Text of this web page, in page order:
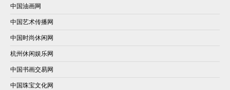
中国油画网
中国艺术传播网
中国时尚休闲网
杭州休闲娱乐网
中国书画交易网
中国珠宝文化网